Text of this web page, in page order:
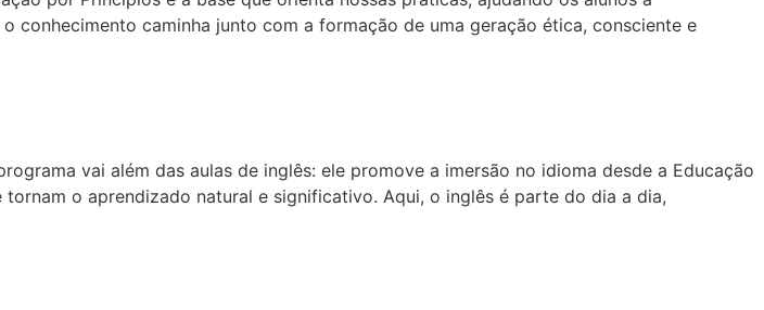
conhecimento caminha junto com a formação de uma geração ética, consciente e
vai além das aulas de inglês: ele promove a imersão no idioma desde a Educação
o aprendizado natural e significativo. Aqui, o inglês é parte do dia a dia,